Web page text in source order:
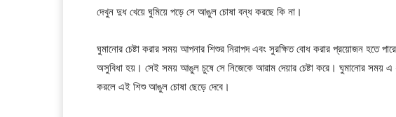
দেখুন দুধ খেয়ে ঘুমিয়ে পড়ে সে আঙুল চোষা বন্ধ করছে কি না।
ঘুমানোর চেষ্টা করার সময় আপনার শিশুর নিরাপদ এবং সুরক্ষিত বোধ করার প্রয়োজন হতে
অসুবিধা হয়। সেই সময় আঙুল চুষে সে নিজেকে আরাম দেয়ার চেষ্টা করে। ঘুমানোর সময় এ
করলে এই শিশু আঙুল চোষা ছেড়ে দেবে।